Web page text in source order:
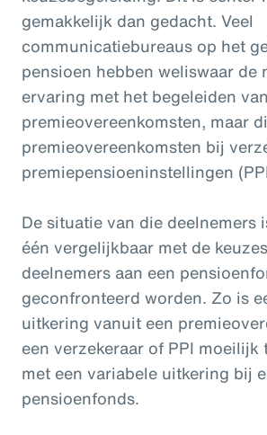
gemakkelijk dan gedacht. Veel
communicatiebureaus op het
pensioen hebben weliswaar de
ervaring met het begeleiden
premieovereenkomsten, maar
premieovereenkomsten bij
premiepensioeninstellingen
De situatie van die deelnemers
één vergelijkbaar met de
deelnemers aan een
geconfronteerd worden. Zo is
uitkering vanuit een
een verzekeraar of PPI moeilijk
met een variabele uitkering bij
pensioenfonds.